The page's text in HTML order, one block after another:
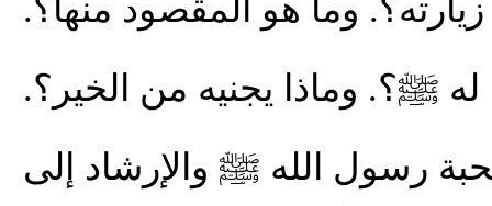
وما هو المقصود منها؟.
له ﷺ؟. وماذا يجنيه من الخير؟.
رسول الله ﷺ والإرشاد إلى